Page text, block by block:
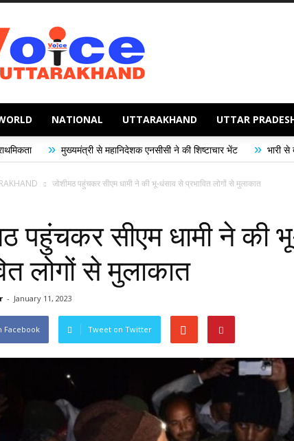
NATIONAL UTTARAKHAND UTTAR
से महानिदेशक एनसीसी ने की शिष्टाचार भेंट » भारी से बहुत भारी वर्षा की
जोशीमठ पहुंचकर सीएम धामी ने की भू-धंसाव से प्रभावित लोगों से मुलाकात
पहुंचकर सीएम धामी ने की
लोगों से मुलाकात
- January 11, 2023
Facebook Tweet on Twitter